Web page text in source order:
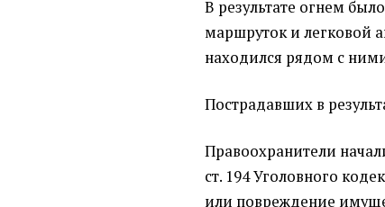
В результате огнем
маршруток и легковой
находился рядом с
Пострадавших в
Правоохранители
ст. 194 Уголовного
или повреждение